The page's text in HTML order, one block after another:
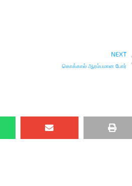
NEXT
கொக்கால் ஆரம்பமான போர்